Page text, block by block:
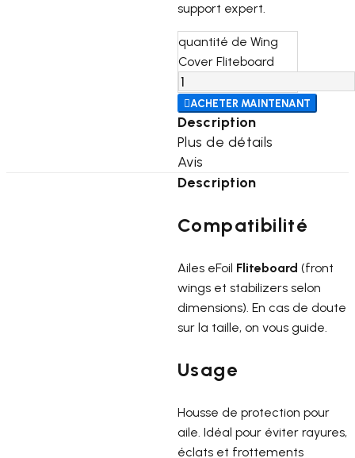
support expert.
quantité de Wing
Cover Fliteboard
ACHETER MAINTENANT
Description
Plus de détails
Avis
Description
Compatibilité
Ailes eFoil Fliteboard (front
wings et stabilizers selon
dimensions). En cas de doute
sur la taille, on vous guide.
Usage
Housse de protection pour
aile. Idéal pour éviter rayures,
éclats et frottements